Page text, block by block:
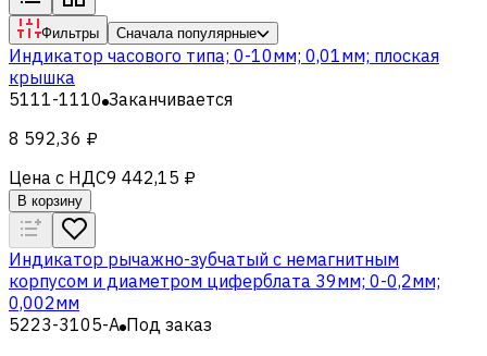
Фильтры Сначала популярные
Индикатор часового типа; 0-10мм; 0,01мм; плоская
крышка
5111-1110 Заканчивается
8 592,36 ₽
Цена с НДС9 442,15 ₽
В корзину
Индикатор рычажно-зубчатый с немагнитным
корпусом и диаметром циферблата 39мм; 0-0,2мм;
0,002мм
5223-3105-A Под заказ